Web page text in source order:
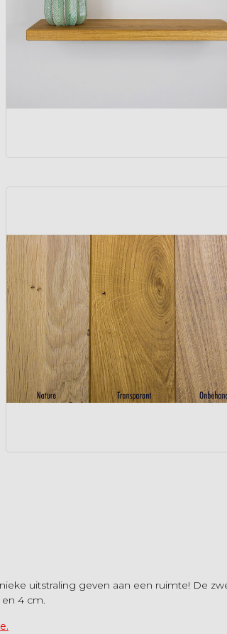
uitstraling geven aan een ruimte! De
4 cm.